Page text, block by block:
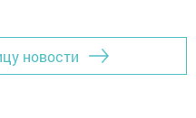
новости